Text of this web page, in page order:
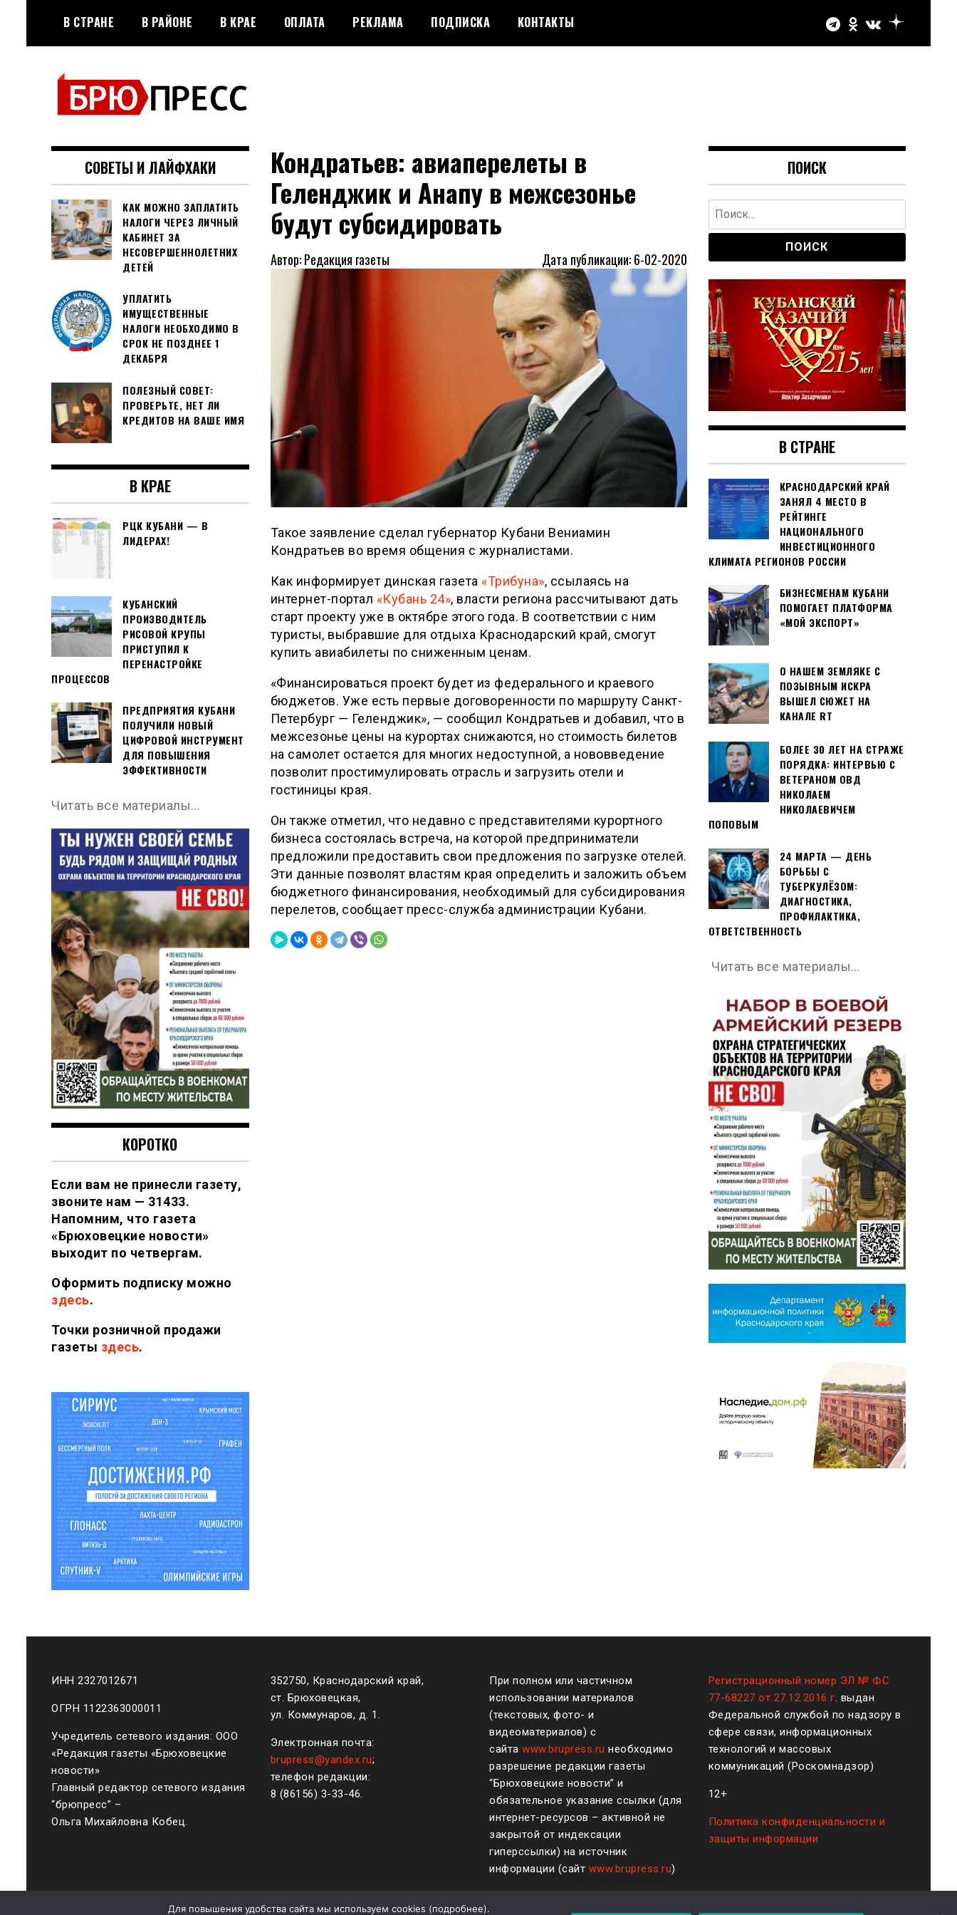
содержимому
В СТРАНЕ В РАЙОНЕ В КРАЕ ОПЛАТА РЕКЛАМА ПОДПИСКА КОНТАКТЫ
БРЮПРЕСС
Официальный сайт газеты
"Брюховецкие новости"
Кондратьев: авиаперелеты в
Геленджик и Анапу в межсезонье
будут субсидировать
Автор: Редакция газеты Дата публикации: 6-02-2020
Такое заявление сделал губернатор Кубани Вениамин
Кондратьев во время общения с журналистами.
Как информирует динская газета «Трибуна», ссылаясь на
интернет-портал «Кубань 24», власти региона рассчитывают дать
старт проекту уже в октябре этого года. В соответствии с ним
туристы, выбравшие для отдыха Краснодарский край, смогут
купить авиабилеты по сниженным ценам.
«Финансироваться проект будет из федерального и краевого
бюджетов. Уже есть первые договоренности по маршруту Санкт-
Петербург — Геленджик», — сообщил Кондратьев и добавил, что в
межсезонье цены на курортах снижаются, но стоимость билетов
на самолет остается для многих недоступной, а нововведение
позволит простимулировать отрасль и загрузить отели и
гостиницы края.
Он также отметил, что недавно с представителями курортного
бизнеса состоялась встреча, на которой предприниматели
предложили предоставить свои предложения по загрузке отелей.
Эти данные позволят властям края определить и заложить объем
бюджетного финансирования, необходимый для субсидирования
перелетов, сообщает пресс-служба администрации Кубани.
СОВЕТЫ И ЛАЙФХАКИ
КАК МОЖНО ЗАПЛАТИТЬ
НАЛОГИ ЧЕРЕЗ ЛИЧНЫЙ
КАБИНЕТ ЗА
НЕСОВЕРШЕННОЛЕТНИХ
ДЕТЕЙ
УПЛАТИТЬ
ИМУЩЕСТВЕННЫЕ
НАЛОГИ НЕОБХОДИМО В
СРОК НЕ ПОЗДНЕЕ 1
ДЕКАБРЯ
ПОЛЕЗНЫЙ СОВЕТ:
ПРОВЕРЬТЕ, НЕТ ЛИ
КРЕДИТОВ НА ВАШЕ ИМЯ
В КРАЕ
РЦК КУБАНИ — В
ЛИДЕРАХ!
КУБАНСКИЙ
ПРОИЗВОДИТЕЛЬ
РИСОВОЙ КРУПЫ
ПРИСТУПИЛ К
ПЕРЕНАСТРОЙКЕ
ПРОЦЕССОВ
ПРЕДПРИЯТИЯ КУБАНИ
ПОЛУЧИЛИ НОВЫЙ
ЦИФРОВОЙ ИНСТРУМЕНТ
ДЛЯ ПОВЫШЕНИЯ
ЭФФЕКТИВНОСТИ
Читать все материалы…
КОРОТКО
Если вам не принесли газету,
звоните нам — 31433.
Напомним, что газета
«Брюховецкие новости»
выходит по четвергам.
Оформить подписку можно
здесь.
Точки розничной продажи
газеты здесь.
ПОИСК
Найти:
В СТРАНЕ
КРАСНОДАРСКИЙ КРАЙ
ЗАНЯЛ 4 МЕСТО В
РЕЙТИНГЕ
НАЦИОНАЛЬНОГО
ИНВЕСТИЦИОННОГО
КЛИМАТА РЕГИОНОВ РОССИИ
БИЗНЕСМЕНАМ КУБАНИ
ПОМОГАЕТ ПЛАТФОРМА
«МОЙ ЭКСПОРТ»
О НАШЕМ ЗЕМЛЯКЕ С
ПОЗЫВНЫМ ИСКРА
ВЫШЕЛ СЮЖЕТ НА
КАНАЛЕ RT
БОЛЕЕ 30 ЛЕТ НА СТРАЖЕ
ПОРЯДКА: ИНТЕРВЬЮ С
ВЕТЕРАНОМ ОВД
НИКОЛАЕМ
НИКОЛАЕВИЧЕМ
ПОПОВЫМ
24 МАРТА — ДЕНЬ
БОРЬБЫ С
ТУБЕРКУЛЁЗОМ:
ДИАГНОСТИКА,
ПРОФИЛАКТИКА,
ОТВЕТСТВЕННОСТЬ
Читать все материалы…
ИНН 2327012671
ОГРН 1122363000011
Учредитель сетевого издания: ООО
«Редакция газеты «Брюховецкие
новости»
Главный редактор сетевого издания
“брюпресс” –
Ольга Михайловна Кобец.
352750, Краснодарский край,
ст. Брюховецкая,
ул. Коммунаров, д. 1.
Электронная почта:
brupress@yandex.ru;
телефон редакции:
8 (861 56) 3-33-46.
При полном или частичном
использовании материалов
(текстовых, фото- и
видеоматериалов) с
сайта www.brupress.ru необходимо
разрешение редакции газеты
“Брюховецкие новости” и
обязательное указание ссылки (для
интернет-ресурсов – активной не
закрытой от индексации
гиперссылки) на источник
информации (сайт www.brupress.ru)
Регистрационный номер ЭЛ № ФС
77-68227 от 27.12.2016 г. выдан
Федеральной службой по надзору в
сфере связи, информационных
технологий и массовых
коммуникаций (Роскомнадзор)
12+
Политика конфиденциальности и
защиты информации
Для повышения удобства сайта мы используем cookies (подробнее).